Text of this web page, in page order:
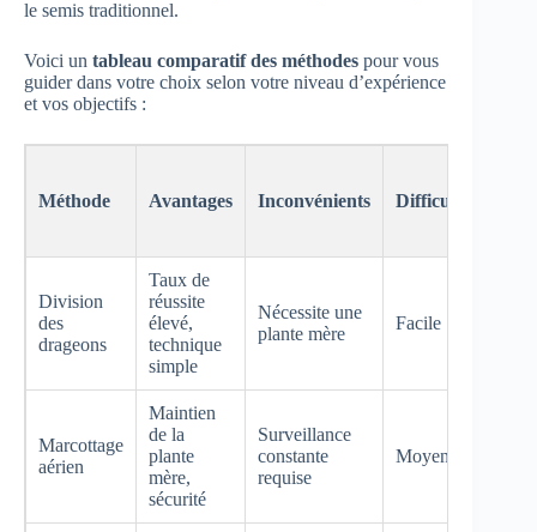
le semis traditionnel.
Voici un tableau comparatif des méthodes pour vous
guider dans votre choix selon votre niveau d’expérience
et vos objectifs :
Méthode Avantages Inconvénients Difficulté
Division
des
drageons
Taux de
réussite
élevé,
technique
simple
Nécessite une
plante mère
Facile
Marcottage
aérien
Maintien
de la
plante
mère,
sécurité
Surveillance
constante
requise
Moyenne